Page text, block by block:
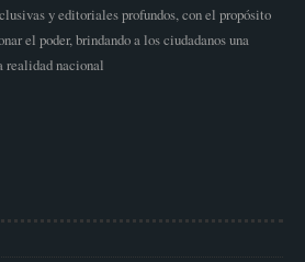
y editoriales profundos, con el propósito
el poder, brindando a los ciudadanos una
realidad nacional